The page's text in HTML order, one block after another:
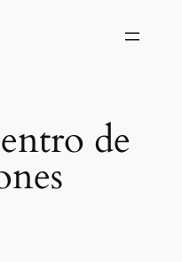
de